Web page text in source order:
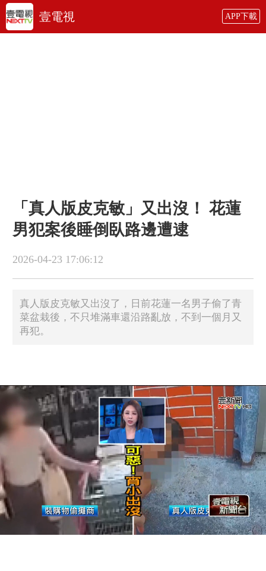
壹電視 APP下載
「真人版皮克敏」又出沒！ 花蓮
男犯案後睡倒臥路邊遭逮
2026-04-23 17:06:12
真人版皮克敏又出沒了，日前花蓮一名男子偷了青
菜盆栽後，不只堆滿車還沿路亂放，不到一個月又
再犯。